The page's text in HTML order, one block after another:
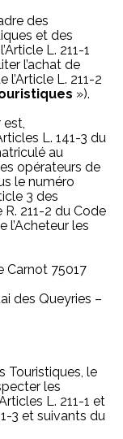
des
et des
L. 211-1
l’achat de
L. 211-2
»).
est,
L. 141-3 du
au
opérateurs de
le numéro
3 des
211-2 du Code
l’Acheteur les
Carnot 75017
des Queyries –
Touristiques, le
les
L. 211-1 et
3 et suivants du